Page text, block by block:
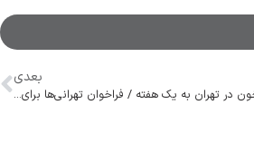
بعدی
کاهش ذخایر خون در تهران به یک هفته / فراخوان تهرانی‌ها برای اهدای خون، خصوصا گروه O منفی